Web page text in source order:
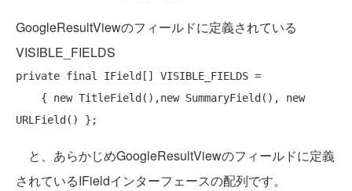
GoogleResultViewのフィールドに定義されている
VISIBLE_FIELDS
private final IField[] VISIBLE_FIELDS =
    {
new TitleField(),new SummaryField(), new
と、あらかじめGoogleResultViewのフィールドに定義
されているIFieldインターフェースの配列です。